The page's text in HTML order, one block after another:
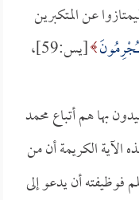
عن المتكبرين
[يس:59]،
بها هم أتباع محمد
الآية الكريمة أن من
فوظيفته أن يدعو إلى